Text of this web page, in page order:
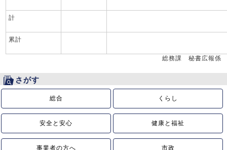
計
累計
総務課 秘書広報係
さがす
総合 くらし
安全と安心 健康と福祉
事業者の方へ 市政